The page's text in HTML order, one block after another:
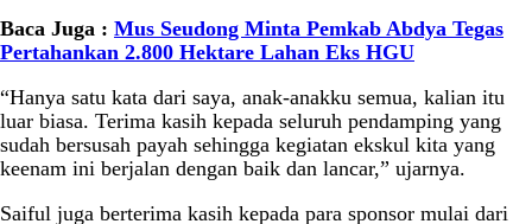
Baca Juga : Mus Seudong Minta Pemkab Abdya Tegas
Pertahankan 2.800 Hektare Lahan Eks HGU
“Hanya satu kata dari saya, anak-anakku semua, kalian itu
luar biasa. Terima kasih kepada seluruh pendamping yang
sudah bersusah payah sehingga kegiatan ekskul kita yang
keenam ini berjalan dengan baik dan lancar,” ujarnya.
Saiful juga berterima kasih kepada para sponsor mulai dari